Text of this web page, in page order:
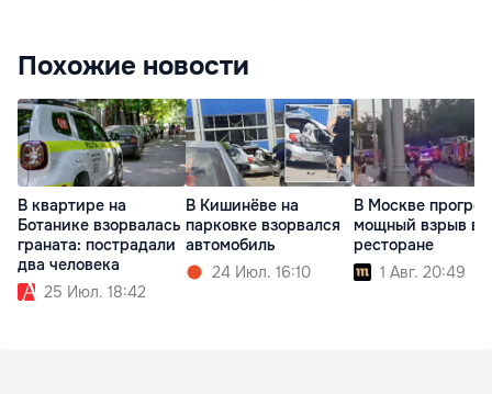
Похожие новости
В квартире на
Ботанике взорвалась
граната: пострадали
два человека
25 Июл. 18:42
В Кишинёве на
парковке взорвался
автомобиль
24 Июл. 16:10
В Москве
мощный взрыв в
ресторане
1 Авг. 20:49